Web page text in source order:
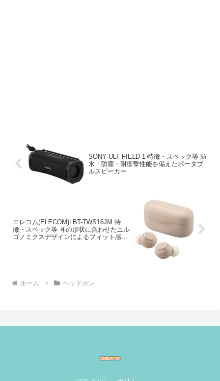
SONY ULT FIELD 1 特徴・スペック等 防
水・防塵・耐衝撃性能を備えたポータブ
ルスピーカー
エレコム(ELECOM)LBT-TWS16JM 特
徴・スペック等 耳の形状に合わせたエル
ゴノミクスデザインによるフィット感
ホーム ヘッドホン